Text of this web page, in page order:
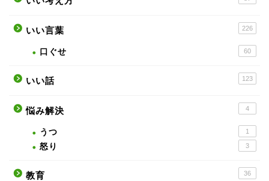
いい言葉 226
口ぐせ 60
いい話 123
悩み解決 4
うつ 1
怒り 3
教育 36